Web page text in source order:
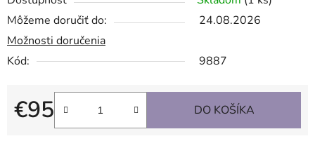
Môžeme doručiť do:
24.08.2026
Možnosti doručenia
Kód:
9887
€95
Jednotková cena:
DO KOŠÍKA